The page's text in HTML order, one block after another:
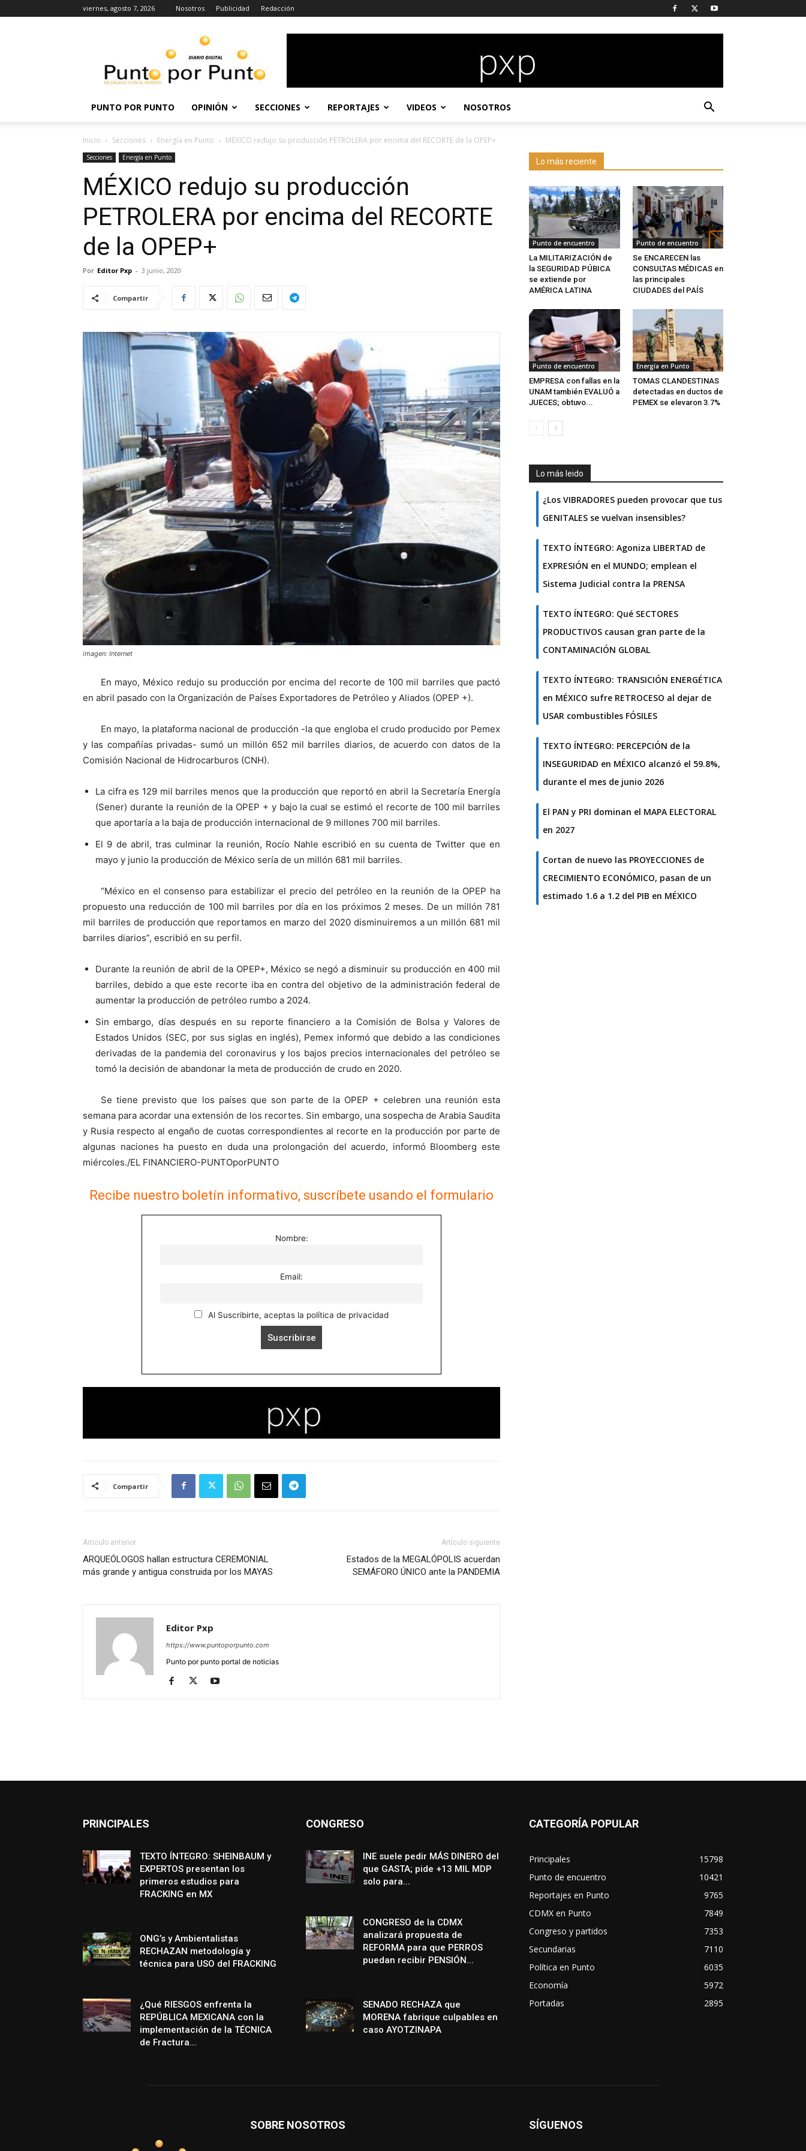
viernes, agosto 7, 2026 Nosotros Publicidad Redacción
Punto
PUNTO POR PUNTO OPINIÓN SECCIONES REPORTAJES VIDEOS NOSOTROS
Inicio Secciones Energía en Punto MÉXICO redujo su producción PETROLERA por encima del RECORTE de la OPEP+
Secciones Energía en Punto
MÉXICO redujo su producción
PETROLERA por encima del RECORTE
de la OPEP+
Por Editor Pxp - 3 junio, 2020
Compartir
imagen: Internet
En mayo, México redujo su producción por encima del recorte de 100 mil barriles que pactó
en abril pasado con la Organización de Países Exportadores de Petróleo y Aliados (OPEP +).
En mayo, la plataforma nacional de producción -la que engloba el crudo producido por Pemex
y las compañías privadas- sumó un millón 652 mil barriles diarios, de acuerdo con datos de la
Comisión Nacional de Hidrocarburos (CNH).
La cifra es 129 mil barriles menos que la producción que reportó en abril la Secretaría Energía
(Sener) durante la reunión de la OPEP + y bajo la cual se estimó el recorte de 100 mil barriles
que aportaría a la baja de producción internacional de 9 millones 700 mil barriles.
El 9 de abril, tras culminar la reunión, Rocío Nahle escribió en su cuenta de Twitter que en
mayo y junio la producción de México sería de un millón 681 mil barriles.
“México en el consenso para estabilizar el precio del petróleo en la reunión de la OPEP ha
propuesto una reducción de 100 mil barriles por día en los próximos 2 meses. De un millón 781
mil barriles de producción que reportamos en marzo del 2020 disminuiremos a un millón 681 mil
barriles diarios”, escribió en su perfil.
Durante la reunión de abril de la OPEP+, México se negó a disminuir su producción en 400 mil
barriles, debido a que este recorte iba en contra del objetivo de la administración federal de
aumentar la producción de petróleo rumbo a 2024.
Sin embargo, días después en su reporte financiero a la Comisión de Bolsa y Valores de
Estados Unidos (SEC, por sus siglas en inglés), Pemex informó que debido a las condiciones
derivadas de la pandemia del coronavirus y los bajos precios internacionales del petróleo se
tomó la decisión de abandonar la meta de producción de crudo en 2020.
Se tiene previsto que los países que son parte de la OPEP + celebren una reunión esta
semana para acordar una extensión de los recortes. Sin embargo, una sospecha de Arabia Saudita
y Rusia respecto al engaño de cuotas correspondientes al recorte en la producción por parte de
algunas naciones ha puesto en duda una prolongación del acuerdo, informó Bloomberg este
miércoles./EL FINANCIERO-PUNTOporPUNTO
Recibe nuestro boletín informativo, suscríbete usando el formulario
Nombre:
Email:
Al Suscribirte, aceptas la política de privacidad
Compartir
Artículo anterior
ARQUEÓLOGOS hallan estructura CEREMONIAL
más grande y antigua construida por los MAYAS
Artículo siguiente
Estados de la MEGALÓPOLIS acuerdan
SEMÁFORO ÚNICO ante la PANDEMIA
Editor Pxp
https://www.puntoporpunto.com
Punto por punto portal de noticias
Lo más reciente
Punto de encuentro
La MILITARIZACIÓN de
la SEGURIDAD PÚBICA
se extiende por
AMÉRICA LATINA
Punto de encuentro
Se ENCARECEN las
CONSULTAS MÉDICAS en
las principales
CIUDADES del PAÍS
Punto de encuentro
EMPRESA con fallas en la
UNAM también EVALUÓ a
JUECES; obtuvo...
Energía en Punto
TOMAS CLANDESTINAS
detectadas en ductos de
PEMEX se elevaron 3.7%
Lo más leido
¿Los VIBRADORES pueden provocar que tus
GENITALES se vuelvan insensibles?
TEXTO ÍNTEGRO: Agoniza LIBERTAD de
EXPRESIÓN en el MUNDO; emplean el
Sistema Judicial contra la PRENSA
TEXTO ÍNTEGRO: Qué SECTORES
PRODUCTIVOS causan gran parte de la
CONTAMINACIÓN GLOBAL
TEXTO ÍNTEGRO: TRANSICIÓN ENERGÉTICA
en MÉXICO sufre RETROCESO al dejar de
USAR combustibles FÓSILES
TEXTO ÍNTEGRO: PERCEPCIÓN de la
INSEGURIDAD en MÉXICO alcanzó el 59.8%,
durante el mes de junio 2026
El PAN y PRI dominan el MAPA ELECTORAL
en 2027
Cortan de nuevo las PROYECCIONES de
CRECIMIENTO ECONÓMICO, pasan de un
estimado 1.6 a 1.2 del PIB en MÉXICO
PRINCIPALES
TEXTO ÍNTEGRO: SHEINBAUM y
EXPERTOS presentan los
primeros estudios para
FRACKING en MX
ONG’s y Ambientalistas
RECHAZAN metodología y
técnica para USO del FRACKING
¿Qué RIESGOS enfrenta la
REPÚBLICA MEXICANA con la
implementación de la TÉCNICA
de Fractura...
CONGRESO
INE suele pedir MÁS DINERO del
que GASTA; pide +13 MIL MDP
solo para...
CONGRESO de la CDMX
analizará propuesta de
REFORMA para que PERROS
puedan recibir PENSIÓN...
SENADO RECHAZA que
MORENA fabrique culpables en
caso AYOTZINAPA
CATEGORÍA POPULAR
Principales
15798
Punto de encuentro
10421
Reportajes en Punto
9765
CDMX en Punto
7849
Congreso y partidos
7353
Secundarias
7110
Política en Punto
6035
Economía
5972
Portadas
2895
SOBRE NOSOTROS SÍGUENOS